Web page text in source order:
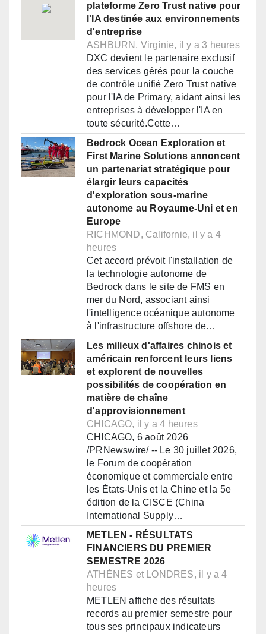
plateforme Zero Trust native pour
l'IA destinée aux environnements
d'entreprise
ASHBURN, Virginie, il y a 3 heures
DXC devient le partenaire exclusif
des services gérés pour la couche
de contrôle unifié Zero Trust native
pour l'IA de Primary, aidant ainsi les
entreprises à développer l'IA en
toute sécurité.Cette…
Bedrock Ocean Exploration et
First Marine Solutions annoncent
un partenariat stratégique pour
élargir leurs capacités
d'exploration sous-marine
autonome au Royaume-Uni et en
Europe
RICHMOND, Californie, il y a 4
heures
Cet accord prévoit l'installation de
la technologie autonome de
Bedrock dans le site de FMS en
mer du Nord, associant ainsi
l'intelligence océanique autonome
à l'infrastructure offshore de…
Les milieux d'affaires chinois et
américain renforcent leurs liens
et explorent de nouvelles
possibilités de coopération en
matière de chaîne
d'approvisionnement
CHICAGO, il y a 4 heures
CHICAGO, 6 août 2026
/PRNewswire/ -- Le 30 juillet 2026,
le Forum de coopération
économique et commerciale entre
les États-Unis et la Chine et la 5e
édition de la CISCE (China
International Supply…
METLEN - RÉSULTATS
FINANCIERS DU PREMIER
SEMESTRE 2026
ATHÈNES et LONDRES, il y a 4
heures
METLEN affiche des résultats
records au premier semestre pour
tous ses principaux indicateurs